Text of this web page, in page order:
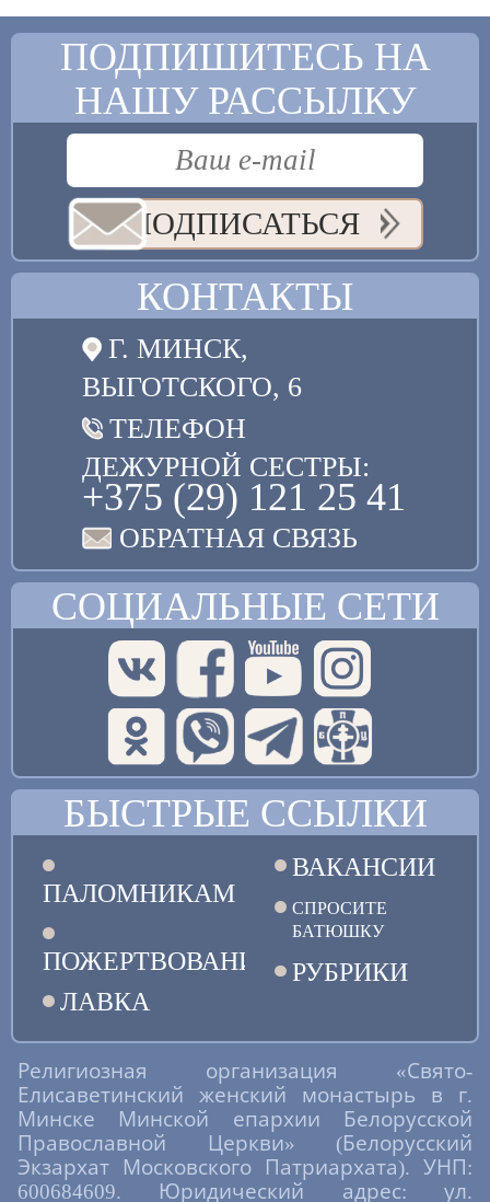
ПОДПИШИТЕСЬ НА
НАШУ РАССЫЛКУ
ПОДПИСАТЬСЯ
КОНТАКТЫ
Г. МИНСК,
ВЫГОТСКОГО, 6
ТЕЛЕФОН
ДЕЖУРНОЙ СЕСТРЫ:
+375 (29) 121 25 41
ОБРАТНАЯ СВЯЗЬ
СОЦИАЛЬНЫЕ СЕТИ
БЫСТРЫЕ ССЫЛКИ
ПАЛОМНИКАМ
ПОЖЕРТВОВАНИЯ
ЛАВКА
ВАКАНСИИ
СПРОСИТЕ
БАТЮШКУ
РУБРИКИ
Религиозная организация «Свято-
Елисаветинский женский монастырь в г.
Минске Минской епархии Белорусской
Православной Церкви» (Белорусский
Экзархат Московского Патриархата). УНП:
600684609. Юридический адрес: ул.